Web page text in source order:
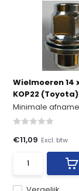
Wielmoeren 14
KOP22 (Toyota)
Minimale afname
€11,09 Excl. btw